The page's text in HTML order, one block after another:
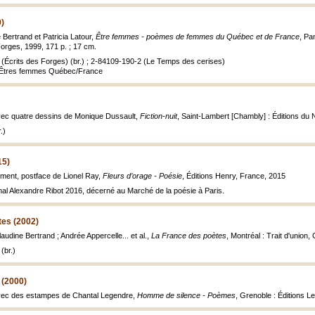
et Patricia Latour, Être femmes - poèmes de femmes du Québec et de France ,
1999, 171 p. ; 17 cm.
des Forges) (br.) ; 2-84109-190-2 (Le Temps des cerises)
femmes Québec/France
quatre dessins de Monique Dussault, Fiction-nuit, Saint-Lambert [Chambly] : Éditions du
postface de Lionel Ray, Fleurs d’orage - Poésie , Éditions Henry, France, 2015
Alexandre Ribot 2016, décerné au Marché de la poésie à Paris.
(2002)
Bertrand ; Andrée Appercelle... et al., La France des poètes , Montréal : Trait
des estampes de Chantal Legendre, Homme de silence - Poèmes , Grenoble : Éditions